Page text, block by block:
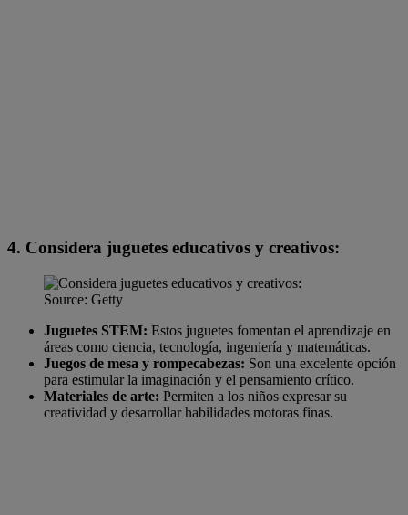
4. Considera juguetes educativos y creativos:
Source: Getty
Juguetes STEM: Estos juguetes fomentan el aprendizaje en
áreas como ciencia, tecnología, ingeniería y matemáticas.
Juegos de mesa y rompecabezas: Son una excelente opción
para estimular la imaginación y el pensamiento crítico.
Materiales de arte: Permiten a los niños expresar su
creatividad y desarrollar habilidades motoras finas.